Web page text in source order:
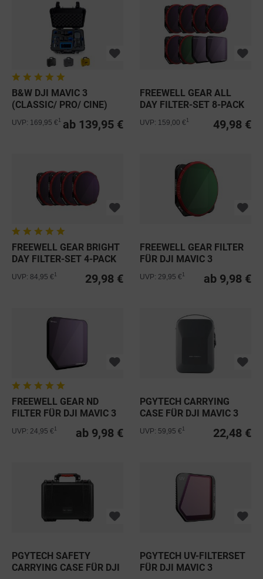
B&W DJI MAVIC 3
(CLASSIC/ PRO/ CINE)
COMBO CASE...
ab 139,95 €
UVP: 169,95 € 1
FREEWELL GEAR ALL
DAY FILTER-SET 8-PACK
49,98 €
UVP: 159,00 € 1
FREEWELL GEAR BRIGHT
DAY FILTER-SET 4-PACK
29,98 €
UVP: 84,95 € 1
FREEWELL GEAR FILTER
FÜR DJI MAVIC 3
ab 9,98 €
UVP: 29,95 € 1
FREEWELL GEAR ND
FILTER FÜR DJI MAVIC 3
ab 9,98 €
UVP: 24,95 € 1
PGYTECH CARRYING
CASE FÜR DJI MAVIC 3
22,48 €
UVP: 59,95 € 1
PGYTECH SAFETY
CARRYING CASE FÜR DJI
PGYTECH UV-FILTERSET
FÜR DJI MAVIC 3